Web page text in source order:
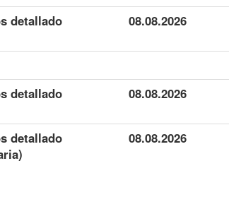
detallado
08.08.2026
detallado
08.08.2026
detallado
08.08.2026